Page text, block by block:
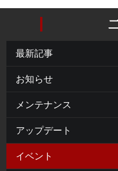
最新記事
お知らせ
メンテナンス
アップデート
イベント